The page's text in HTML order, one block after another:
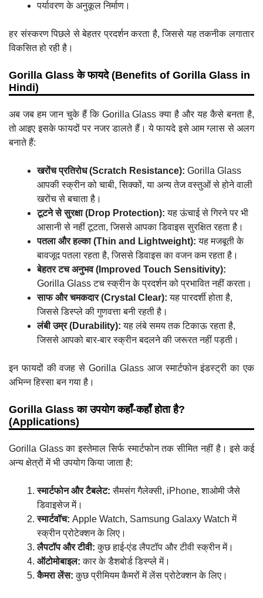
पर्यावरण के अनुकूल निर्माण।
हर संस्करण पिछले से बेहतर प्रदर्शन करता है, जिससे यह तकनीक लगातार
विकसित हो रही है।
Gorilla Glass के फायदे (Benefits of Gorilla Glass in
Hindi)
अब जब हम जान चुके हैं कि Gorilla Glass क्या है और यह कैसे बनता है,
तो आइए इसके फायदों पर नजर डालते हैं। ये फायदे इसे आम ग्लास से अलग
बनाते हैं:
खरोंच प्रतिरोध (Scratch Resistance): Gorilla Glass
आपकी स्क्रीन को चाबी, सिक्कों, या अन्य तेज वस्तुओं से होने वाली
खरोंच से बचाता है।
टूटने से सुरक्षा (Drop Protection): यह ऊंचाई से गिरने पर भी
आसानी से नहीं टूटता, जिससे आपका डिवाइस सुरक्षित रहता है।
पतला और हल्का (Thin and Lightweight): यह मजबूती के
बावजूद पतला रहता है, जिससे डिवाइस का वजन कम रहता है।
बेहतर टच अनुभव (Improved Touch Sensitivity):
Gorilla Glass टच स्क्रीन के प्रदर्शन को प्रभावित नहीं करता।
साफ और चमकदार (Crystal Clear): यह पारदर्शी होता है,
जिससे डिस्प्ले की गुणवत्ता बनी रहती है।
लंबी उम्र (Durability): यह लंबे समय तक टिकाऊ रहता है,
जिससे आपको बार-बार स्क्रीन बदलने की जरूरत नहीं पड़ती।
इन फायदों की वजह से Gorilla Glass आज स्मार्टफोन इंडस्ट्री का एक
अभिन्न हिस्सा बन गया है।
Gorilla Glass का उपयोग कहाँ-कहाँ होता है?
(Applications)
Gorilla Glass का इस्तेमाल सिर्फ स्मार्टफोन तक सीमित नहीं है। इसे कई
अन्य क्षेत्रों में भी उपयोग किया जाता है:
स्मार्टफोन और टैबलेट: सैमसंग गैलेक्सी, iPhone, शाओमी जैसे
डिवाइसेज में।
स्मार्टवॉच: Apple Watch, Samsung Galaxy Watch में
स्क्रीन प्रोटेक्शन के लिए।
लैपटॉप और टीवी: कुछ हाई-एंड लैपटॉप और टीवी स्क्रीन में।
ऑटोमोबाइल: कार के डैशबोर्ड डिस्प्ले में।
कैमरा लेंस: कुछ प्रीमियम कैमरों में लेंस प्रोटेक्शन के लिए।